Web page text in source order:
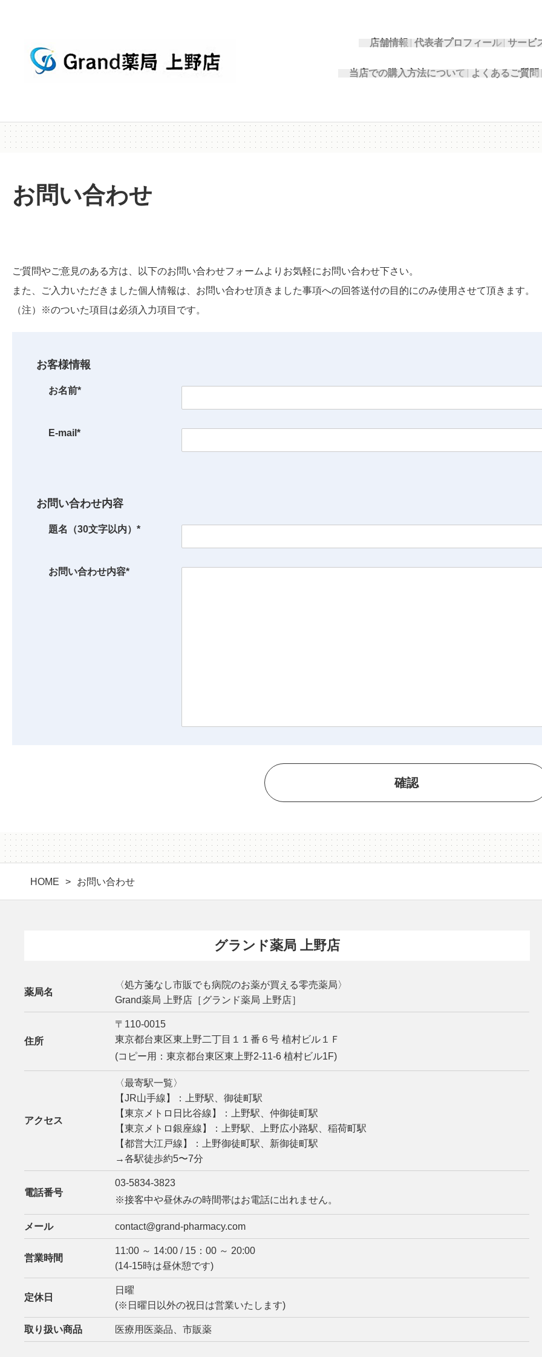
店舗情報 代表者プロフィール サービ
当店での購入方法について よくあるご質問
HOME お問い合わせ
お問い合わせ
ご質問やご意見のある方は、以下のお問い合わせフォームよりお気軽にお問い合わせ下さい。
また、ご入力いただきました個人情報は、お問い合わせ頂きました事項への回答送付の目的にのみ使用させて頂きます。
（注）※のついた項目は必須入力項目です。
お客様情報
お名前*
E-mail*
お問い合わせ内容
題名（30文字以内）*
お問い合わせ内容*
グランド薬局 上野店
薬局名
〈処方箋なし市販でも病院のお薬が買える零売薬局〉
Grand薬局 上野店［グランド薬局 上野店］
住所
〒110-0015
東京都台東区東上野二丁目１１番６号 植村ビル１Ｆ
(コピー用：東京都台東区東上野2-11-6 植村ビル1F)
アクセス
〈最寄駅一覧〉
【JR山手線】：上野駅、御徒町駅
【東京メトロ日比谷線】：上野駅、仲御徒町駅
【東京メトロ銀座線】：上野駅、上野広小路駅、稲荷町駅
【都営大江戸線】：上野御徒町駅、新御徒町駅
→各駅徒歩約5〜7分
電話番号
03-5834-3823
※接客中や昼休みの時間帯はお電話に出れません。
メール contact@grand-pharmacy.com
営業時間
11:00 ～ 14:00 / 15：00 ～ 20:00
(14-15時は昼休憩です)
定休日
日曜
(※日曜日以外の祝日は営業いたします)
取り扱い商品 医療用医薬品、市販薬